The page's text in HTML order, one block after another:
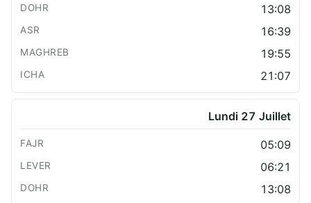
13:08
16:39
19:55
21:07
Lundi 27 Juillet
05:09
06:21
13:08